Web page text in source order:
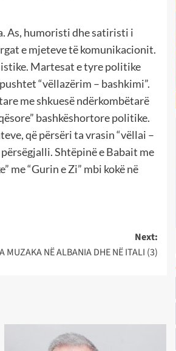
As, humoristi dhe satiristi i
e mjeteve të komunikacionit.
Martesat e tyre politike
“vëllazërim – bashkimi”.
me shkuesë ndërkombëtarë
bashkëshortore politike.
që përsëri ta vrasin “vëllai –
Shtëpinë e Babait me
me “Gurin e Zi” mbi kokë në
Next:
MUZAKA NË ALBANIA DHE NË ITALI (3)